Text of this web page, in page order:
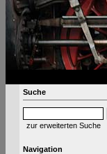
Suche
zur erweiterten Suche
Navigation